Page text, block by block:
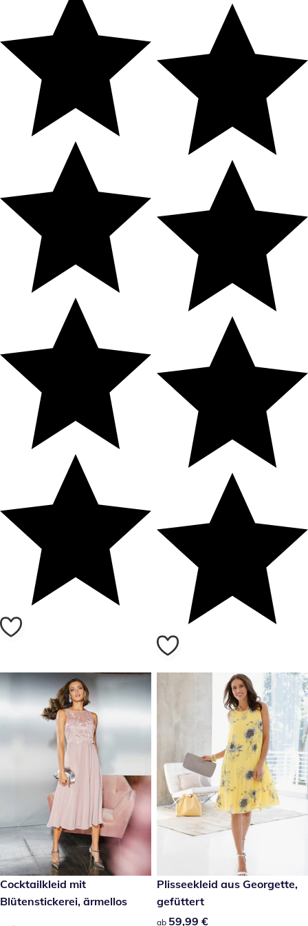
reduzierter Preis 59,99 €, vorheriger Preis: 149,00 €
-59 %
Cocktailkleid mit
Blütenstickerei, ärmellos
59,99 €
Plisseekleid aus Georgette,
gefüttert
59,99 €
ab 59,99 €